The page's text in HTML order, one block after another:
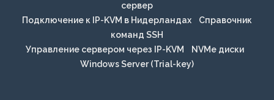
сервер
Подключение к IP-KVM в Нидерландах
Справочник
команд SSH
Управление сервером через IP-KVM
NVMe диски
Windows Server (Trial-key)